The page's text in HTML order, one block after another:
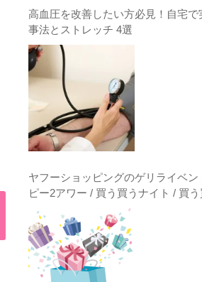
高血圧を改善したい方必見！自宅で
事法とストレッチ 4選
ヤフーショッピングのゲリライベン
ピー2アワー / 買う買うナイト / 買
イム / クーポンは突然に出現時に激
法